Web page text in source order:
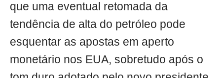
que uma eventual retomada da
tendência de alta do petróleo pode
esquentar as apostas em aperto
monetário nos EUA, sobretudo após o